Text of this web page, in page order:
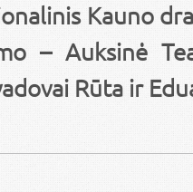
Kauno
– Auksinė
Rūta ir